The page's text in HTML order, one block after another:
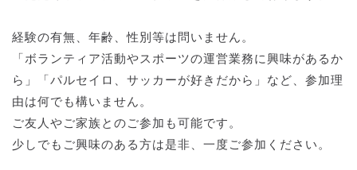
経験の有無、年齢、性別等は問いません。
「ボランティア活動やスポーツの運営業務に興味があるか
ら」「パルセイロ、サッカーが好きだから」など、参加理
由は何でも構いません。
ご友人やご家族とのご参加も可能です。
少しでもご興味のある方は是非、一度ご参加ください。